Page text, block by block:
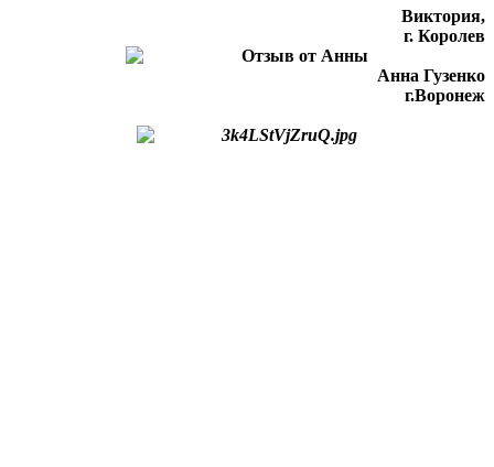
Виктория,
г. Королев
Анна Гузенко
г.Воронеж